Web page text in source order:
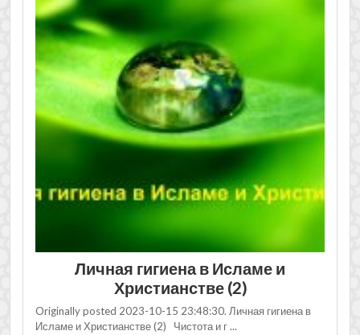
Личная гигиена в Исламе и
Христианстве (2)
Originally posted 2023-10-15 23:48:30. Личная гигиена в
Исламе и Христианстве (2) Чистота и г ...